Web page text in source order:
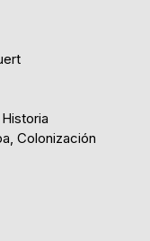
Colonización